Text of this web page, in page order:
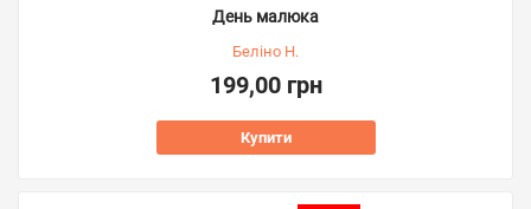
День малюка
Беліно Н.
199,00 грн
Купити